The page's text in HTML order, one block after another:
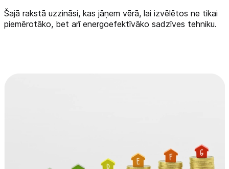
TV un audio
Sports un atpūta
Šajā rakstā uzzināsi, kas jāņem vērā, lai izvēlētos ne tikai
piemērotāko, bet arī energoefektīvāko sadzīves tehniku.